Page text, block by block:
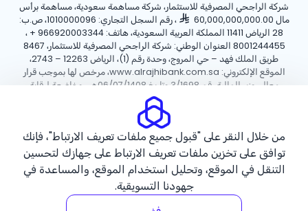
شركة الراجحي المصرفية للاستثمار، شركة مساهمة سعودية، مساهمة برأس
مال 60,000,000,000.00
، رقم السجل التجاري: 1010000096، ص.ب:
28 الرياض 11411 المملكة العربية السعودية، هاتف:
+ 966920003344 ،
8001244455 العنوان الوطني: شركة الراجحي المصرفية للاستثمار، 8467
طريق الملك فهد – حي المروج، وحدة رقم (1)، الرياض 12263 – 2743،
الموقع الإلكتروني: www.alrajhibank.com.sa، مرخص لها بموجب قرار
معالي وزير المالية رقم 3/1698 وتاريخ 06/07/1408هـ ، وخاضعة لرقابة
وإشراف البنك المركزي السعودي.
حقوق الطبع والنشر ©2026 مصرف الراجحي.
سياسة ملفات تعريف الارتباط سياسة الخصوصية الأحكام والشروط
من خلال النقر على "قبول جميع ملفات تعريف الارتباط"، فإنك
توافق على تخزين ملفات تعريف الارتباط على جهازك لتحسين
التنقل في الموقع، وتحليل استخدام الموقع، والمساعدة في
جهودنا التسويقية.